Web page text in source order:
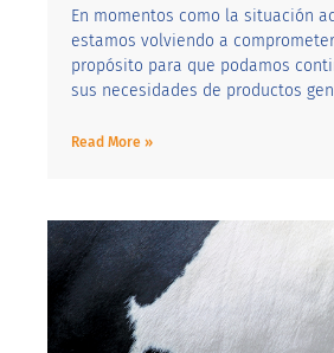
En momentos como la situación
estamos volviendo a
propósito para que podamos
sus necesidades de productos
Read More »